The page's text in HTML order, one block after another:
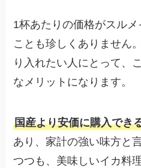
1杯あたりの価格がスル
ことも珍しくありません
り入れたい人にとって、
なメリットになります。
国産より安価に購入でき
あり、家計の強い味方と
つつも、美味しいイカ料